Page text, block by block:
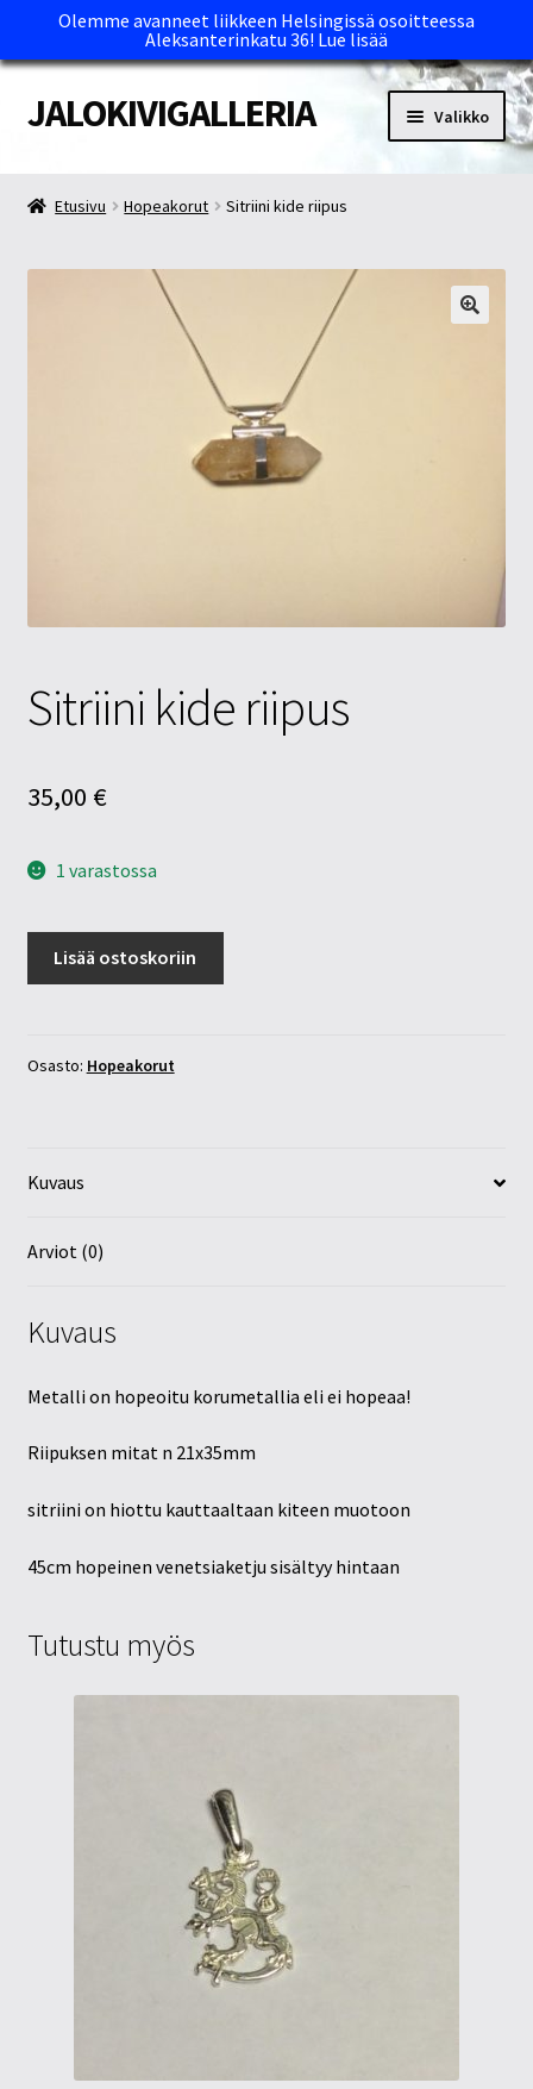
Olemme avanneet liikkeen Helsingissä osoitteessa
Aleksanterinkatu 36! Lue lisää
Siirry
navigointiin
Siirry
sisältöön
JALOKIVIGALLERIA Valikko
Maksutavat ja Tärkeää tietää
Etusivu Hopeakorut Sitriini kide riipus
Sitriini kide riipus
35,00 €
1 varastossa
Lisää ostoskoriin
Osasto: Hopeakorut
Kuvaus
Arviot (0)
Kuvaus
Metalli on hopeoitu korumetallia eli ei hopeaa!
Riipuksen mitat n 21x35mm
sitriini on hiottu kauttaaltaan kiteen muotoon
45cm hopeinen venetsiaketju sisältyy hintaan
Tutustu myös